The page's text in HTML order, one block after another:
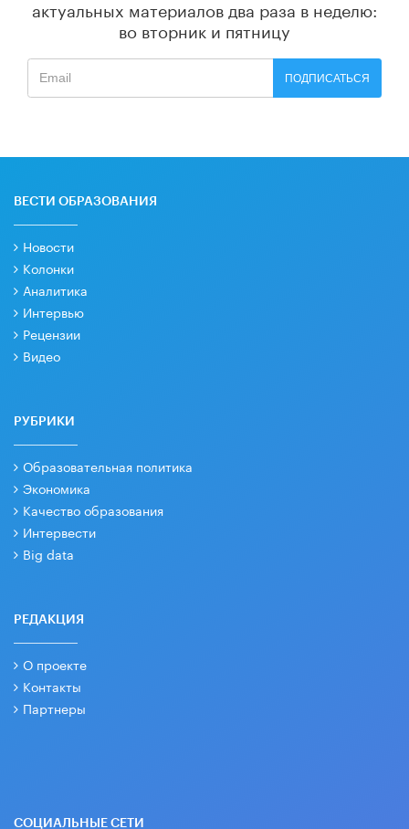
актуальных материалов два раза в неделю:
во вторник и пятницу
ПОДПИСАТЬСЯ
ВЕСТИ ОБРАЗОВАНИЯ
Новости
Колонки
Аналитика
Интервью
Рецензии
Видео
РУБРИКИ
Образовательная политика
Экономика
Качество образования
Интервести
Big data
РЕДАКЦИЯ
О проекте
Контакты
Партнеры
СОЦИАЛЬНЫЕ СЕТИ